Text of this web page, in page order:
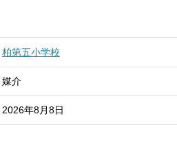
柏第五小学校
媒介
2026年8月8日